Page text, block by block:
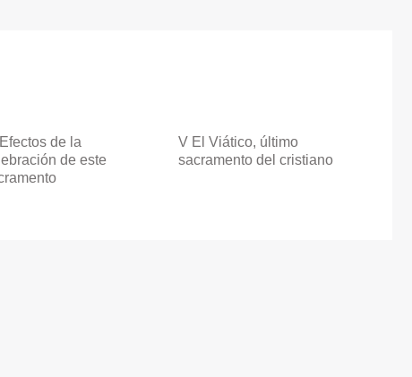
de la
de este
V El Viático, último
sacramento del cristiano